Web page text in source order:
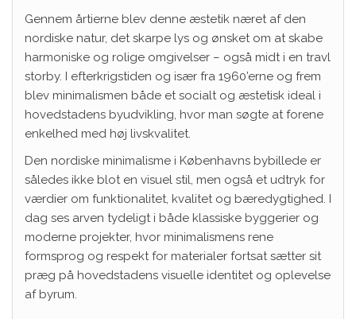
Gennem årtierne blev denne æstetik næret af den
nordiske natur, det skarpe lys og ønsket om at skabe
harmoniske og rolige omgivelser – også midt i en travl
storby. I efterkrigstiden og især fra 1960’erne og frem
blev minimalismen både et socialt og æstetisk ideal i
hovedstadens byudvikling, hvor man søgte at forene
enkelhed med høj livskvalitet.
Den nordiske minimalisme i Københavns bybillede er
således ikke blot en visuel stil, men også et udtryk for
værdier om funktionalitet, kvalitet og bæredygtighed. I
dag ses arven tydeligt i både klassiske byggerier og
moderne projekter, hvor minimalismens rene
formsprog og respekt for materialer fortsat sætter sit
præg på hovedstadens visuelle identitet og oplevelse
af byrum.